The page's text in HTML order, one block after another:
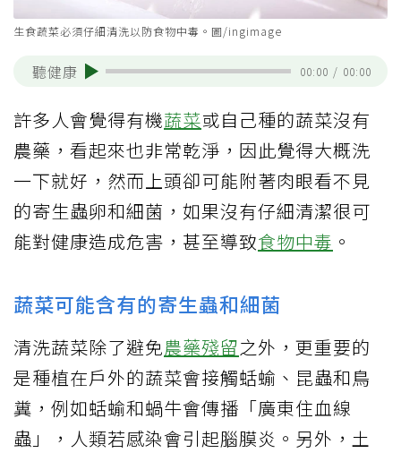
生食蔬菜必須仔細清洗以防食物中毒。圖/ingimage
聽健康 00:00 / 00:00
許多人會覺得有機蔬菜或自己種的蔬菜沒有
農藥，看起來也非常乾淨，因此覺得大概洗
一下就好，然而上頭卻可能附著肉眼看不見
的寄生蟲卵和細菌，如果沒有仔細清潔很可
能對健康造成危害，甚至導致食物中毒 。
蔬菜可能含有的寄生蟲和細菌
清洗蔬菜除了避免農藥殘留之外，更重要的
是種植在戶外的蔬菜會接觸蛞蝓、昆蟲和鳥
糞，例如蛞蝓和蝸牛會傳播「廣東住血線
蟲」，人類若感染會引起腦膜炎。另外，土